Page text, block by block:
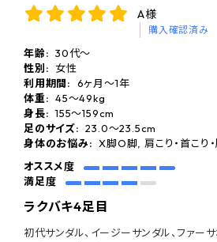
A様
購入確認済み
年齢: 30代～
性別:
女性
利用期間:
6ヶ月〜1年
体重: 45〜49kg
身長: 155〜159cm
足のサイズ: 23.0〜23.5cm
身体のお悩み: X脚O脚, 肩こり・首こり
オススメ度
満足度
ラクバキ4足目
初代サンダル、イージーサンダル、ファー